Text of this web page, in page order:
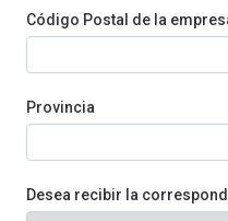
Código Postal de la
Provincia
Desea recibir la